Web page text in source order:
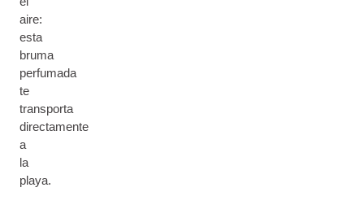
aire:
esta
bruma
perfumada
te
transporta
directamente
a
la
playa.